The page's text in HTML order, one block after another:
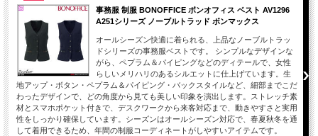
事務服 制服 BONOFFICE ボンオフィス ベスト AV1296
A251シリーズ ノーブルトラッド ボンマックス
オールシーズン快適に着られる、上品なノーブルトラッ
ドシリーズの事務服ベストです。 シンプルなデザインな
がら、ペプラム＆パイピングなどのディテールで、女性
らしいメリハリのあるシルエットに仕上げています。生
地アップ・ボタン・ペプラム＆パイピング・バックスタイルなど、細部までこだ
わったデザインで、どの角度から見ても美しい印象を演出します。ストレッチ素
材とスマホポケット付きで、デスクワークから来客対応まで、動きやすさと実用
性をしっかり確保しています。シーズンはオールシーズン対応で、春夏秋冬を通
して着用できるため、年間の制服コーディネートがしやすいアイテムです。